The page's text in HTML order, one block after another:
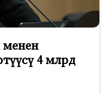
менен
4 млрд